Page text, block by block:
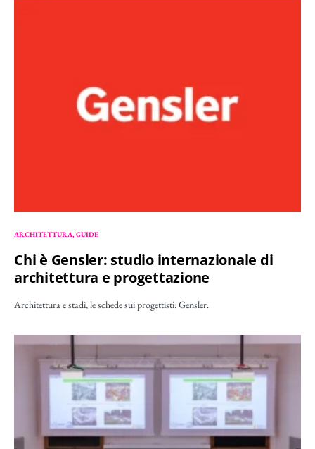
ARCHITETTURA GUIDE
Chi è Gensler: studio internazionale di
architettura e progettazione
Architettura e stadi, le schede sui progettisti: Gensler.